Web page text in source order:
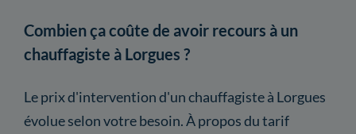
Combien ça coûte de avoir recours à un
chauffagiste à Lorgues ?
Le prix d'intervention d'un chauffagiste à Lorgues
évolue selon votre besoin. À propos du tarif